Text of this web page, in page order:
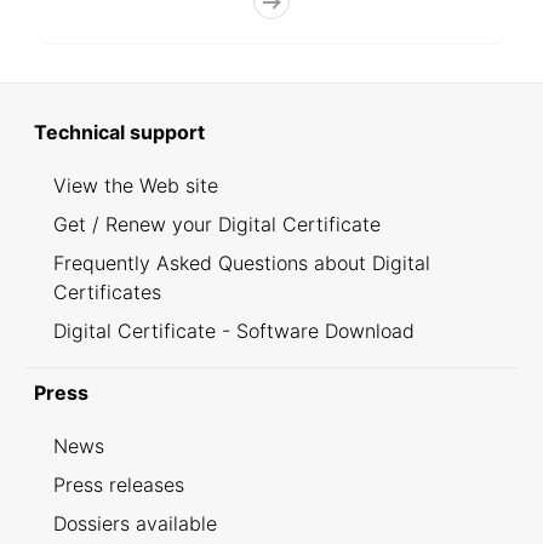
Technical support
View the Web site
Get / Renew your Digital Certificate
Frequently Asked Questions about Digital
Certificates
Digital Certificate - Software Download
Press
News
Press releases
Dossiers available